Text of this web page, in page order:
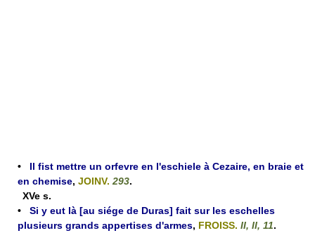
• Il fist mettre un orfevre en l'eschiele à Cezaire, en braie et
en chemise, JOINV. 293.
XVe s.
• Si y eut là [au siége de Duras] fait sur les eschelles
plusieurs grands appertises d'armes, FROISS. II, II, 11.